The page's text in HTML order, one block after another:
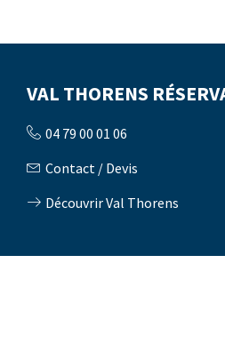
VAL THORENS
04 79 00 01 06
Contact / Devis
Découvrir Val Thorens